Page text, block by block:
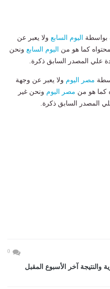
بواسطة اليوم السابع ولا يعبر عن
كما هو من اليوم السابع ونحن
علي المصدر السابق ذكرة.
مصر اليوم ولا يعبر عن وجهة
كما هو من مصر اليوم ونحن غير
المصدر السابق ذكرة.
0
والنتيجة آخر الأسبوع المقبل